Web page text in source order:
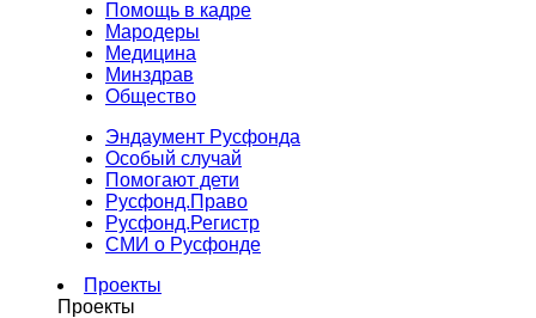
Помощь в кадре
Мародеры
Медицина
Минздрав
Общество
Эндаумент Русфонда
Особый случай
Помогают дети
Русфонд.Право
Русфонд.Регистр
СМИ о Русфонде
Проекты
Проекты